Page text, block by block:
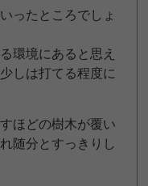
ったところでしょ
環境にあると思え
しは打てる程度に
ほどの樹木が覆い
随分とすっきりし